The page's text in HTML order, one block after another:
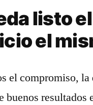
listo el
el
el compromiso, la
buenos resultados